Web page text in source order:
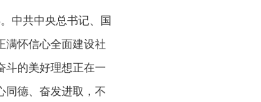
中共中央总书记、国
满怀信心全面建设社
斗的美好理想正在一
同德、奋发进取，不